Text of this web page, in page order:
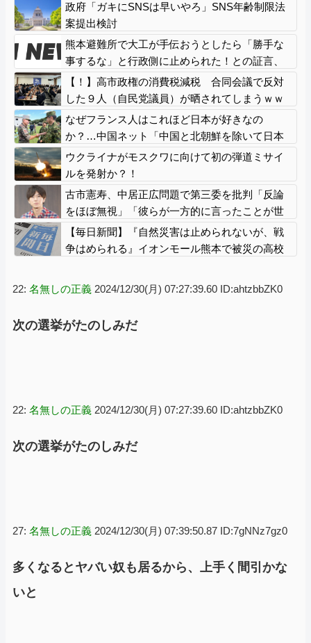
いかけるどころか……
政府「ガキにSNSは早いやろ」SNS年齢制限法
案提出検討
熊本避難所で大工が手伝おうとしたら「勝手な
事するな」と行政側に止められた！との証言、
内容があまりに胡散臭すぎた結果……
【！】高市政権の消費税減税 合同会議で反対
した９人（自民党議員）が晒されてしまうｗｗ
ｗｗｗｗ
なぜフランス人はこれほど日本が好きなの
か？…中国ネット「中国と北朝鮮を除いて日本
が好き」！
ウクライナがモスクワに向けて初の弾道ミサイ
ルを発射か？！
古市憲寿、中居正広問題で第三委を批判「反論
をほぼ無視」「彼らが一方的に言ったことが世
の中に定着してしまう」橋下徹も同調
【毎日新聞】『自然災害は止められないが、戦
争はめられる』イオンモール熊本で被災の高校
22: 名無しの正義 2024/12/30(月) 07:27:39.60 ID:ahtzbbZK0
次の選挙がたのしみだ
22: 名無しの正義 2024/12/30(月) 07:27:39.60 ID:ahtzbbZK0
次の選挙がたのしみだ
27: 名無しの正義 2024/12/30(月) 07:39:50.87 ID:7gNNz7gz0
多くなるとヤバい奴も居るから、上手く間引かな
いと